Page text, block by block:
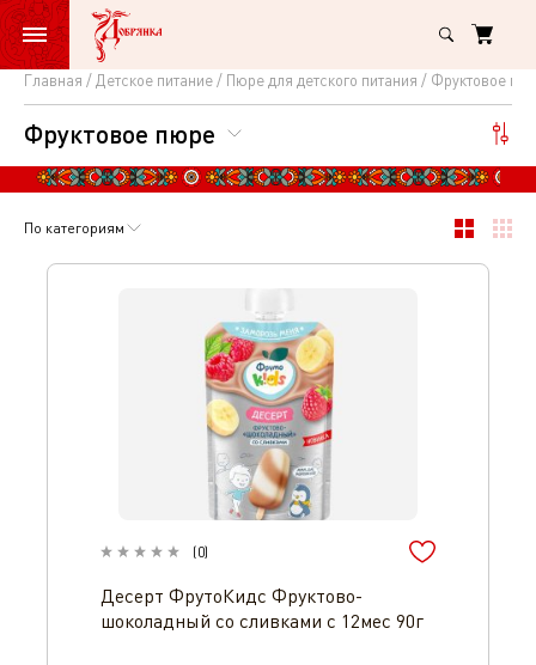
Главная Детское питание Пюре для детского питания Фруктовое
Фруктовое
пюре
Фруктовое пюре
По категориям
(0)
Десерт ФрутоКидс Фруктово-
шоколадный со сливками с 12мес 90г